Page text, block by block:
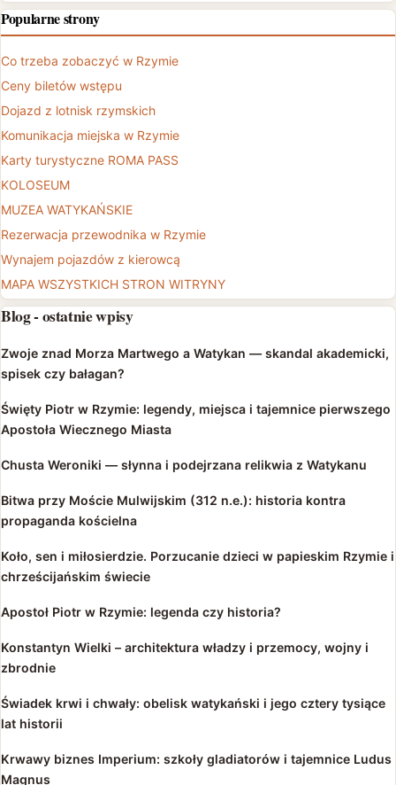
Popularne strony
Co trzeba zobaczyć w Rzymie
Ceny biletów wstępu
Dojazd z lotnisk rzymskich
Komunikacja miejska w Rzymie
Karty turystyczne ROMA PASS
KOLOSEUM
MUZEA WATYKAŃSKIE
Rezerwacja przewodnika w Rzymie
Wynajem pojazdów z kierowcą
MAPA WSZYSTKICH STRON WITRYNY
Blog - ostatnie wpisy
Zwoje znad Morza Martwego a Watykan — skandal akademicki,
spisek czy bałagan?
Święty Piotr w Rzymie: legendy, miejsca i tajemnice pierwszego
Apostoła Wiecznego Miasta
Chusta Weroniki — słynna i podejrzana relikwia z Watykanu
Bitwa przy Moście Mulwijskim (312 n.e.): historia kontra
propaganda kościelna
Koło, sen i miłosierdzie. Porzucanie dzieci w papieskim Rzymie i
chrześcijańskim świecie
Apostoł Piotr w Rzymie: legenda czy historia?
Konstantyn Wielki – architektura władzy i przemocy, wojny i
zbrodnie
Świadek krwi i chwały: obelisk watykański i jego cztery tysiące
lat historii
Krwawy biznes Imperium: szkoły gladiatorów i tajemnice Ludus
Magnus